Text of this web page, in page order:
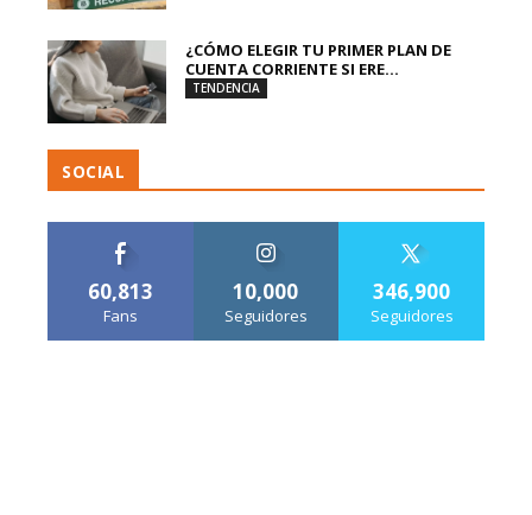
¿CÓMO ELEGIR TU PRIMER PLAN DE
CUENTA CORRIENTE SI ERE...
TENDENCIA
SOCIAL
60,813
Fans
10,000
Seguidores
346,900
Seguidores